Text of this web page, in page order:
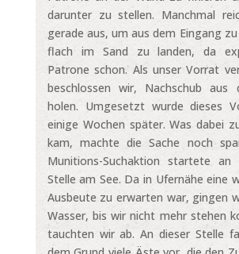
darunter zu stellen. Manchmal
gerade aus, um aus dem Eingang
flach im Sand zu landen, da
Patrone schon. Als unser Vorrat
beschlossen wir, Nachschub aus
holen. Umgesetzt wurde dieses
einige Wochen später. Was dabei
kam, machte die Sache noch
Munitions-Suchaktion startete an
Stelle am See. Da in Ufernähe eine
Ausbeute zu erwarten war, gingen
Wasser, bis wir nicht mehr stehen
tauchten wir ab. An dieser Stelle